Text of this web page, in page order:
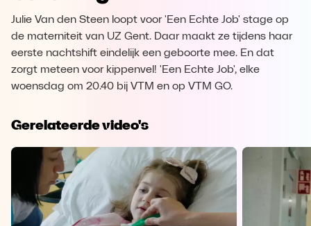
Julie Van den Steen loopt voor 'Een Echte Job' stage op
de materniteit van UZ Gent. Daar maakt ze tijdens haar
eerste nachtshift eindelijk een geboorte mee. En dat
zorgt meteen voor kippenvel! 'Een Echte Job', elke
woensdag om 20.40 bij VTM en op VTM GO.
Gerelateerde video's